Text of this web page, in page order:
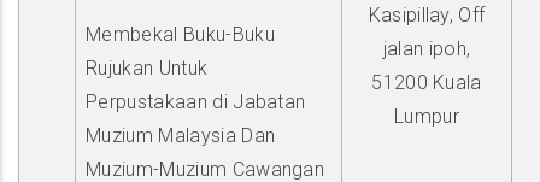
Membekal Buku-Buku
Rujukan Untuk
Perpustakaan di Jabatan
Muzium Malaysia Dan
Muzium-Muzium Cawangan
Kasipillay, Off
jalan ipoh,
51200 Kuala
Lumpur